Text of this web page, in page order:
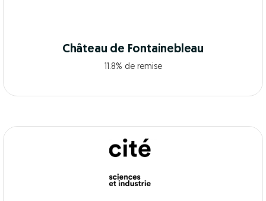
Château de Fontainebleau
11.8% de remise